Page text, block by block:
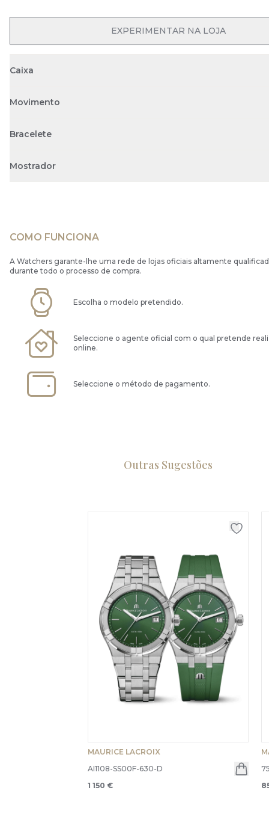
OPEN MENU
EXPERIMENTAR NA LOJA
Caixa
Movimento
Bracelete
Mostrador
COMO FUNCIONA
A Watchers garante-lhe uma rede de lojas oficiais altamente
durante todo o processo de compra.
Escolha o modelo pretendido.
Seleccione o agente oficial com o qual pretende
online.
Seleccione o método de pagamento.
Outras Sugestões
MAURICE LACROIX
AI1108-SS00F-630-D
1 150 €